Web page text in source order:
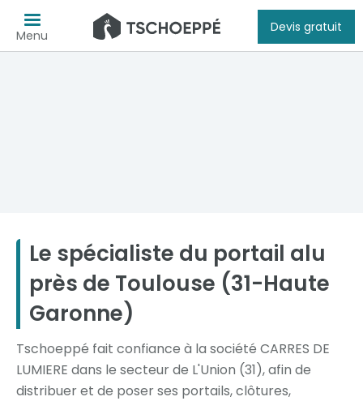
Menu
Devis gratuit
Le spécialiste du portail alu
près de Toulouse (31-Haute
Garonne)
Tschoeppé fait confiance à la société CARRES DE
LUMIERE dans le secteur de L'Union (31), afin de
distribuer et de poser ses portails, clôtures,